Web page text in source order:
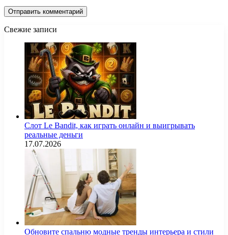
Свежие записи
Слот Le Bandit, как играть онлайн и выигрывать
реальные деньги
17.07.2026
Обновите спальню модные тренды интерьера и стили